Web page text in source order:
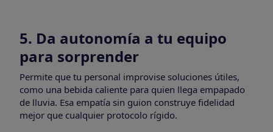
5. Da autonomía a tu equipo
para sorprender
Permite que tu personal improvise soluciones útiles,
como una bebida caliente para quien llega empapado
de lluvia. Esa empatía sin guion construye fidelidad
mejor que cualquier protocolo rígido.